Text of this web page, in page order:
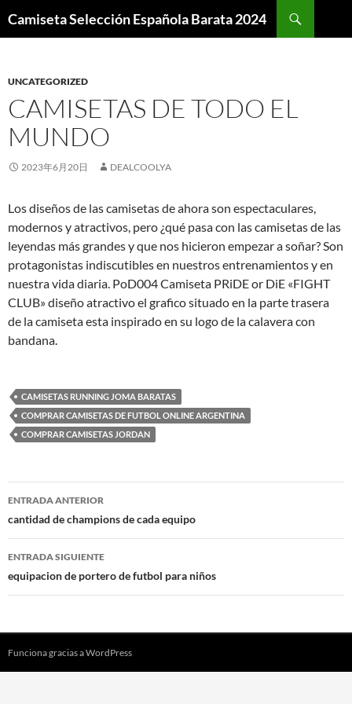
Camiseta Selección Española Barata 2024
UNCATEGORIZED
CAMISETAS DE TODO EL
MUNDO
2023年6月20日 DEALCOOLYA
Los diseños de las camisetas de ahora son espectaculares,
modernos y atractivos, pero ¿qué pasa con las camisetas de las
leyendas más grandes y que nos hicieron empezar a soñar? Son
protagonistas indiscutibles en nuestros entrenamientos y en
nuestra vida diaria. PoD004 Camiseta PRiDE or DiE «FIGHT
CLUB» diseño atractivo el grafico situado en la parte trasera
de la camiseta esta inspirado en su logo de la calavera con
bandana.
CAMISETAS RUNNING JOMA BARATAS
COMPRAR CAMISETAS DE FUTBOL ONLINE ARGENTINA
COMPRAR CAMISETAS JORDAN
Navegación
de
entradas
ENTRADA ANTERIOR
cantidad de champions de cada equipo
ENTRADA SIGUIENTE
equipacion de portero de futbol para niños
Funciona gracias a WordPress